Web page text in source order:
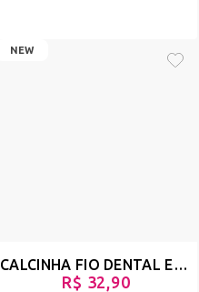
NEW
CALCINHA FIO DENTAL EM TULE E DETALHE DE BABADO EM RENDA - SAPEKA - PRETO - REF 2888
R$ 32,90